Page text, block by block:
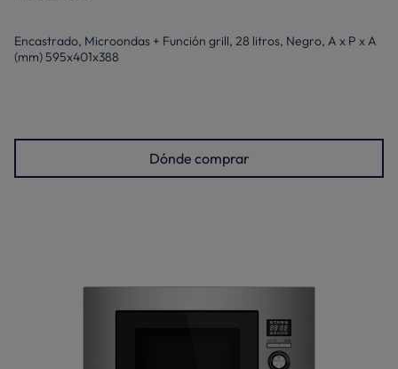
Encastrado, Microondas + Función grill, 28 litros, Negro, A x P x A
(mm) 595x401x388
Dónde comprar